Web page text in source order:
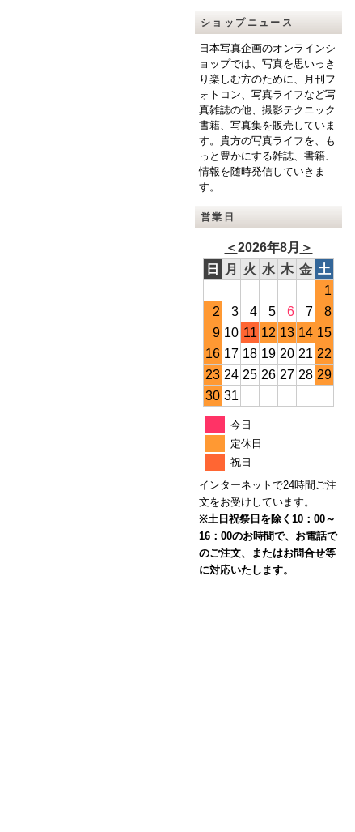
ショップニュース
日本写真企画のオンラインシ
ョップでは、写真を思いっき
り楽しむ方のために、月刊フ
ォトコン、写真ライフなど写
真雑誌の他、撮影テクニック
書籍、写真集を販売していま
す。貴方の写真ライフを、も
っと豊かにする雑誌、書籍、
情報を随時発信していきま
す。
営業日
＜2026年8月 ＞
日
月 火 水 木 金 土
1
2
3 4 5 6 7
8
9 10 11 12 13 14 15
16 17 18 19 20 21 22
23 24 25 26 27 28 29
30 31
今日
定休日
祝日
インターネットで24時間ご注
文をお受けしています。
※土日祝祭日を除く10：00～
16：00のお時間で、お電話で
のご注文、またはお問合せ等
に対応いたします。